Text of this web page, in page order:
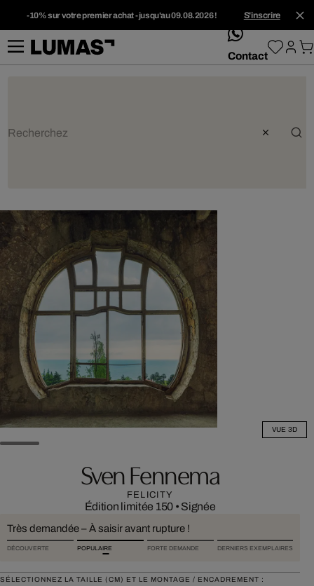
-10% sur votre premier achat - jusqu'au 09.08.2026 ! S'inscrire
whatsApp
Contact
VUE 3D
Sven Fennema
FELICITY
Édition limitée 150 • Signée
Très demandée – À saisir avant rupture !
DÉCOUVERTE POPULAIRE FORTE DEMANDE DERNIERS EXEMPLAIRES
SÉLECTIONNEZ LA TAILLE (CM) ET LE MONTAGE / ENCADREMENT :